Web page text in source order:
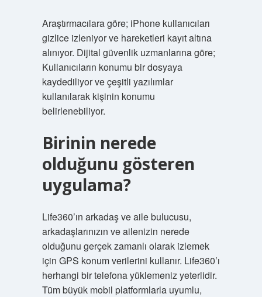
Araştırmacılara göre; iPhone kullanıcıları
gizlice izleniyor ve hareketleri kayıt altına
alınıyor. Dijital güvenlik uzmanlarına göre;
Kullanıcıların konumu bir dosyaya
kaydediliyor ve çeşitli yazılımlar
kullanılarak kişinin konumu
belirlenebiliyor.
Birinin nerede
olduğunu gösteren
uygulama?
Life360’ın arkadaş ve aile bulucusu,
arkadaşlarınızın ve ailenizin nerede
olduğunu gerçek zamanlı olarak izlemek
için GPS konum verilerini kullanır. Life360’ı
herhangi bir telefona yüklemeniz yeterlidir.
Tüm büyük mobil platformlarla uyumlu,